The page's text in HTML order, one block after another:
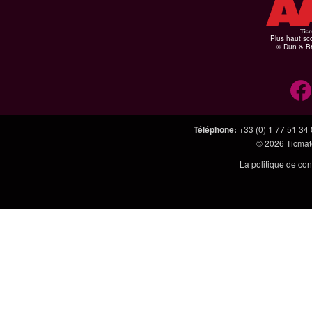
Plus haut
© Dun &
Téléphone: +33 (0) 1 77 51 34
© 2026
La politique de